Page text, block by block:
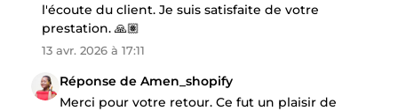
l'écoute du client. Je suis satisfaite de votre
prestation. 🙏🏽
13 avr. 2026 à 17:11
Réponse de Amen_shopify
Merci pour votre retour. Ce fut un plaisir de